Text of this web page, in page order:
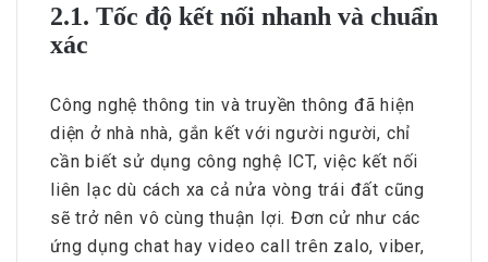
2.1. Tốc độ kết nối nhanh và chuẩn
xác
Công nghệ thông tin và truyền thông đã hiện
diện ở nhà nhà, gắn kết với người người, chỉ
cần biết sử dụng công nghệ ICT, việc kết nối
liên lạc dù cách xa cả nửa vòng trái đất cũng
sẽ trở nên vô cùng thuận lợi. Đơn cử như các
ứng dụng chat hay video call trên zalo, viber,